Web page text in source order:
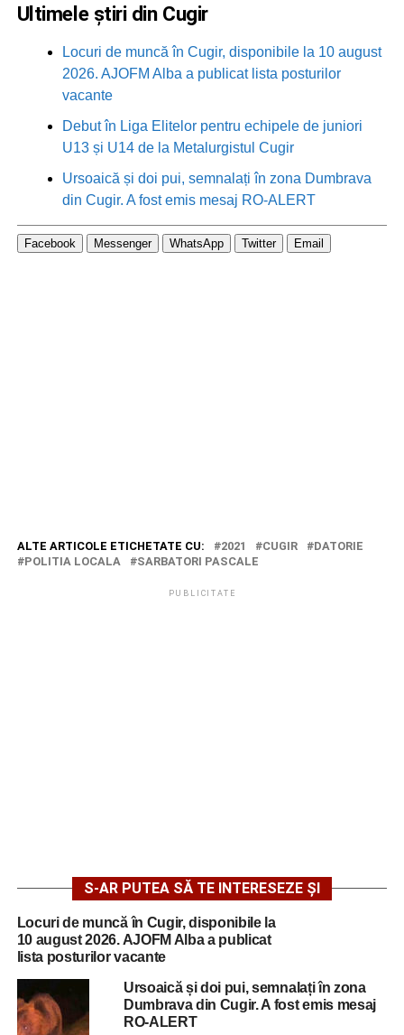
Ultimele știri din Cugir
Locuri de muncă în Cugir, disponibile la 10 august
2026. AJOFM Alba a publicat lista posturilor
vacante
Debut în Liga Elitelor pentru echipele de juniori
U13 și U14 de la Metalurgistul Cugir
Ursoaică și doi pui, semnalați în zona Dumbrava
din Cugir. A fost emis mesaj RO-ALERT
Facebook Messenger WhatsApp Twitter Email
ALTE ARTICOLE ETICHETATE CU: 2021 CUGIR
DATORIE
POLITIA LOCALA
SARBATORI PASCALE
PUBLICITATE
S-AR PUTEA SĂ TE INTERESEZE ȘI
Locuri de muncă în Cugir, disponibile la
10 august 2026. AJOFM Alba a publicat
lista posturilor vacante
Ursoaică și doi pui, semnalați în zona
Dumbrava din Cugir. A fost emis mesaj
RO-ALERT